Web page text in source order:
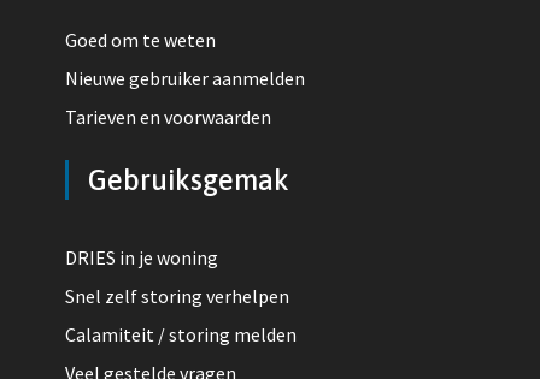
Goed om te weten
Nieuwe gebruiker aanmelden
Tarieven en voorwaarden
Gebruiksgemak
DRIES in je woning
Snel zelf storing verhelpen
Calamiteit / storing melden
Veel gestelde vragen